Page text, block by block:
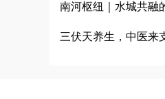
南河枢纽｜水城共融
三伏天养生，中医来